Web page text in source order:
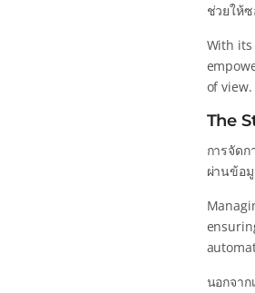
ช่วยให้
With
of view.
The
การจัด
ผ่านข้อ
นอกจาก